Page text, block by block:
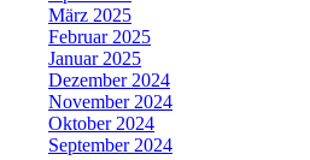
März 2025
Februar 2025
Januar 2025
Dezember 2024
November 2024
Oktober 2024
September 2024